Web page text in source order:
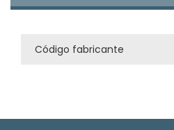
Código fabricante